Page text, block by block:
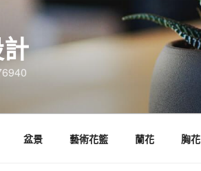
盆景 藝術花籃 蘭花 胸花